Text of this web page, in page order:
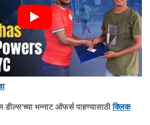
डील्स'च्या भन्नाट ऑफर्स पाहण्यासाठीक्लिक